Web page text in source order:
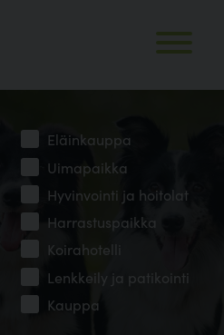
Eläinkauppa
Uimapaikka
Hyvinvointi ja hoitolat
Harrastuspaikka
Koirahotelli
Lenkkeily ja patikointi
Kauppa